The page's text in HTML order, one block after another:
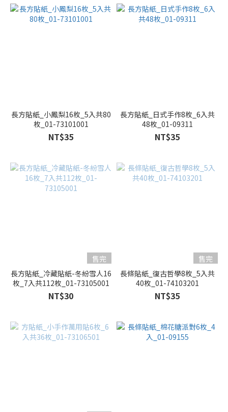
長方貼紙_小鳳梨16枚_5入共80
枚_01-73101001
NT$35
長方貼紙_日式手作8枚_6入共
48枚_01-09311
NT$35
售完
長方貼紙_冷藏貼紙-冬紛雪人16
枚_7入共112枚_01-73105001
NT$30
售完
長條貼紙_復古哲學8枚_5入共
40枚_01-74103201
NT$35